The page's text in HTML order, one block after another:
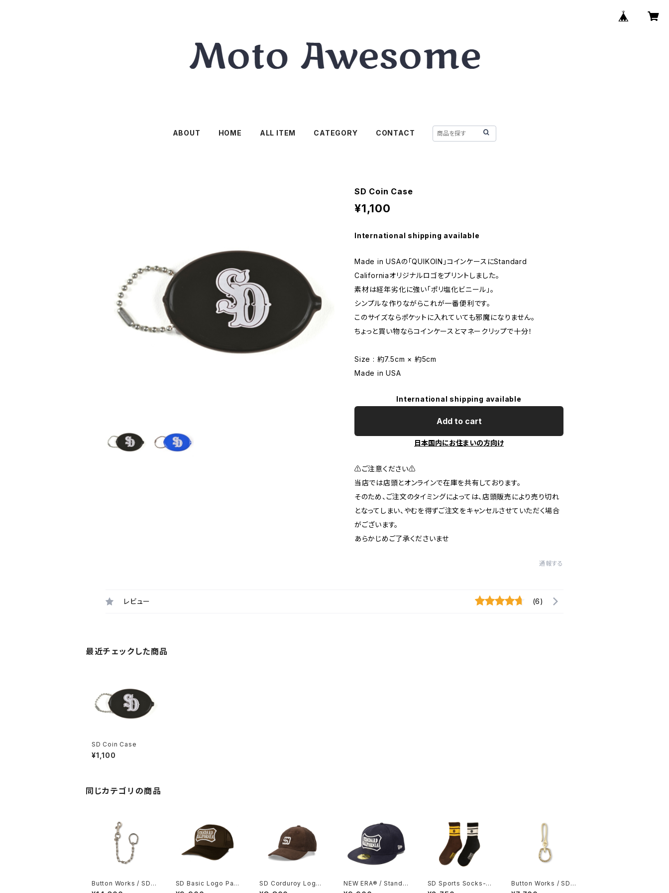
ABOUT HOME ALL ITEM CATEGORY CONTACT
SD Coin Case
¥1,100
International shipping available
Made in USAの「QUIKOIN」コインケースにStandard
Californiaオリジナルロゴをプリントしました。
素材は経年劣化に強い「ポリ塩化ビニール」。
シンプルな作りながらこれが一番便利です。
このサイズならポケットに入れていても邪魔になりません。
ちょっと買い物ならコインケースとマネークリップで十分！
Size : 約7.5cm × 約5cm
Made in USA
International shipping available
Add to cart
日本国内にお住まいの方向け
⚠️ご注意ください⚠️
当店では店頭とオンラインで在庫を共有しております。
そのため、ご注文のタイミングによっては、店頭販売により売り切れ
となってしまい、やむを得ずご注文をキャンセルさせていただく場合
がございます。
あらかじめご了承くださいませ
通報する
レビュー (6)
最近チェックした商品
SD Coin Case
¥1,100
同じカテゴリの商品
Button Works / SD K
ey Chain
SD Basic Logo Patc
h Mesh Cap
SD Corduroy Logo
Baseball Cap
NEW ERA® / Standar
d California 59Fifty
SD Sports Socks-2
P Type-2
Button Works / SD F
ishhook Shackle Ke